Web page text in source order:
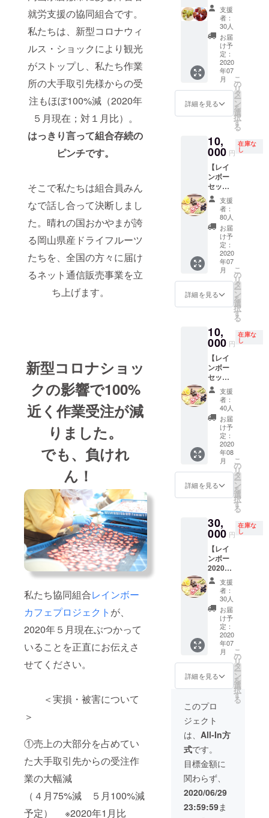
就労支援の協同組合です。
私たちは、新型コロナウィ
ルス・ショックにより観光
がストップし、私たち作業
所の大手取引先様からの受
注もほぼ100%減（2020年
５月現在；対１月比）。
はっきり言って組合存続の
ピンチです。
そこで私たちは組合員みん
なで話し合って決断しまし
た。晴れの国おかやまが誇
る岡山県産ドライフルーツ
たちを、全国の方々に届け
るネット通信販売事業を立
ち上げます。
新型コロナショッ
クの影響で100%
近く作業受注が減
りました。
でも、負けれ
ん！
私たち協同組合レインボー
カフェプロジェクト が、
2020年５月現在ぶつかって
いることを正直にお伝えさ
せてください。
＜実損・被害について
＞
①売上の大部分を占めてい
た大手取引先からの受注作
業の大幅減
（４月75%減 ５月100%減
予定） ※2020年1月比
合わせ
200g）
お届
け
※
送料は
含みま
す。 ８
業・団
体コラ
用（通
常30万
円相
当） ※
企画会
議、試
作品製
作、プ
ロトタ
イプ商
品開発
まで ＜
ご注意
＞ 備考
欄に、
体名・
ご担当
相談内
容（検
討中の
内容で
も可）
をご記
入くだ
さい。
ちゃん
農園産
の旬イ
チゴを
ドライ
にして
いま
す。
【シャ
インマ
スカッ
岡山県
シャイ
カット
をドラ
イにし
ていま
す。 ※
送料は
含みま
す。
シャイ
ンマス
カット
＋ピ
オー
ネ 無
添加ド
ライフ
ルーツ
（計70
グラ
ム）
【シャ
インマ
スカッ
ト】
（30グ
ラム）
岡山県
シャイ
ンマス
カット
をドラ
イにし
ていま
す。
【ピ
オー
ネ】
産のピ
オーネ
イにし
ていま
す。 ※
送料は
含みま
す。
支援
者：
30人
お届
け予
定：
2020
年07
月
詳細を見る
こ
の
リ
タ
ー
ン
を
選
択
す
る
10,
000 円
在庫な
し
【レイ
ンボー
セッ
ト】詰
め合わ
せドラ
イフ
ルーツ
（200グ
ラム）
レイン
ボーの
イチオ
シ！岡
山県産
フルー
ツたち
をふん
だんに
詰め合
わせま
した。
＜内訳
8000
円相当
の商品
＋当事
業の立
ち上げ
予算支
援金
含みま
す。
支援
者：
80人
お届
け予
定：
2020
年07
月
詳細を見る
こ
の
リ
タ
ー
ン
を
選
択
す
る
10,
000 円
在庫な
し
【レイ
ンボー
セット
B】詰め
合わせ
ドライ
フルー
ツ（200
グラ
ム） レ
イン
ボーの
イチオ
シ！岡
山県産
フルー
ツたち
をふん
だんに
詰め合
わせま
した。
すでに
受付中
のレイ
ンボー
セット
と中身
は同じ
です。
ただし
発送時
ます。
くださ
い。 ＜
内訳＞
8000円
相当の
商品＋
当事業
の立ち
算支援
支援
者：
40人
お届
け予
定：
2020
年08
月
詳細を見る
こ
の
リ
タ
ー
ン
を
選
択
す
る
30,
000 円
在庫な
し
【レイ
ンボー
2020年
シーズ
ンセッ
ト】詰
め合わ
せドラ
イフ
ルーツ
（200グ
ラム）×
３回 レ
イン
ボーの
シ！岡
山県産
の厳選
ドライ
フルー
ツたち
をふん
だんに
詰め合
わせま
した。
2020年
支援
者：
30人
お届
け予
定：
2020
年07
月
詳細を見る
こ
の
リ
タ
ー
ン
を
選
択
す
る
このプロ
ジェクト
は、 All-In方
式です。
目標金額に
関わらず、
2020/06/29
23:59:59ま